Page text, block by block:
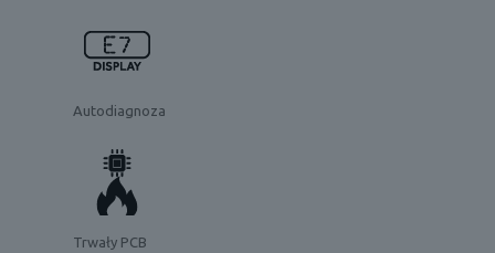
Autodiagnoza
Trwały PCB